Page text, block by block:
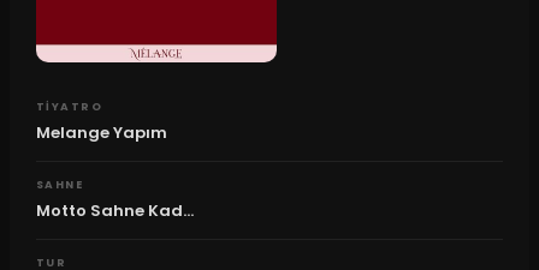
TIYATRO
Melange Yapım
SAHNE
Motto Sahne Kad...
TUR